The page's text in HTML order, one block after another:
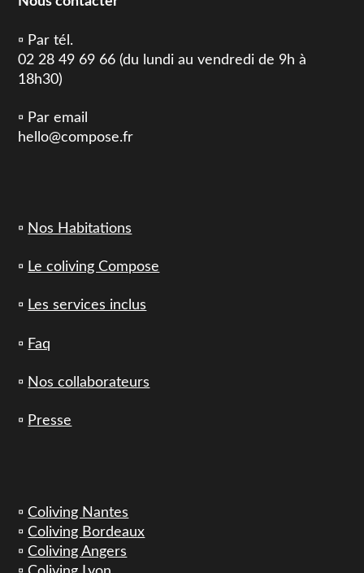
▫️ Par tél.
02 28 49 69 66 (du lundi au vendredi de 9h à
18h30)
▫️ Par email
hello@compose.fr
▫️ Nos Habitations
▫️ Le coliving Compose
▫️ Les services inclus
▫️ Faq
▫️ Nos collaborateurs
▫️ Presse
▫️Coliving Nantes
▫️Coliving Bordeaux
▫️Coliving Angers